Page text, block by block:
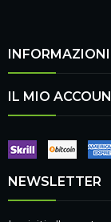
INFORMAZIONI
IL MIO
NEWSLETTER